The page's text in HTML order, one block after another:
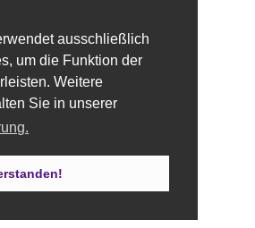
ausschließlich
um die Funktion der
Weitere
Sie in unserer